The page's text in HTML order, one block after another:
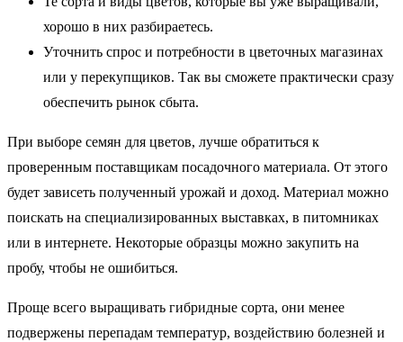
хорошо в них разбираетесь.
Уточнить спрос и потребности в цветочных магазинах
или у перекупщиков. Так вы сможете практически сразу
обеспечить рынок сбыта.
При выборе семян для цветов, лучше обратиться к
проверенным поставщикам посадочного материала. От этого
будет зависеть полученный урожай и доход. Материал можно
поискать на специализированных выставках, в питомниках
или в интернете. Некоторые образцы можно закупить на
пробу, чтобы не ошибиться.
Проще всего выращивать гибридные сорта, они менее
подвержены перепадам температур, воздействию болезней и